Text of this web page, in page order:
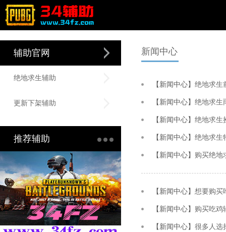
辅助官网
绝地求生辅助
更新下架辅助
推荐辅助
新闻中心
【新闻中心】 绝地求生
【新闻中心】 绝地求生
【新闻中心】 绝地求生
【新闻中心】 绝地求生
【新闻中心】 购买绝地
【新闻中心】 想要购买
【新闻中心】 购买吃鸡
【新闻中心】 很多人选